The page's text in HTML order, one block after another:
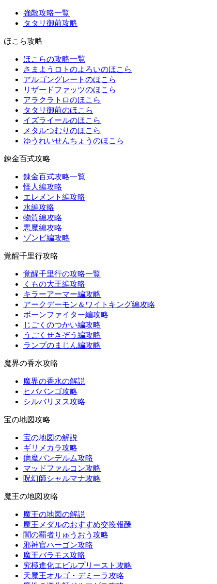
強敵攻略一覧
タタリ御前攻略
ほこら攻略
ほこらの攻略一覧
さまようロトのよろいのほこら
アルゴングレートのほこら
リザードファッツのほこら
アラクラトロのほこら
タタリ御前のほこら
イズライールのほこら
メタルつむりのほこら
ゆうれいせんちょうのほこら
錬金百式攻略
錬金百式攻略一覧
怪人編攻略
エレメント編攻略
水編攻略
物質編攻略
悪魔編攻略
ゾンビ編攻略
覚醒千里行攻略
覚醒千里行の攻略一覧
くもの大王編攻略
キラーアーマー編攻略
アークデーモン＆ワイトキング編攻略
ボーンファイター編攻略
じごくのつかい編攻略
うごくせきぞう編攻略
ランプのまじん編攻略
魔界の香水攻略
魔界の香水の解説
ヒババンゴ攻略
シルバリヌス攻略
宝の地図攻略
宝の地図の解説
ギリメカラ攻略
病魔パンデルム攻略
マッドファルコン攻略
呪幻師シャルマナ攻略
魔王の地図攻略
魔王の地図の解説
魔王メダルのおすすめ交換報酬
闇の覇者りゅうおう攻略
邪神官ハーゴン攻略
魔王バラモス攻略
究極進化エビルプリースト攻略
天魔王オルゴ・デミーラ攻略